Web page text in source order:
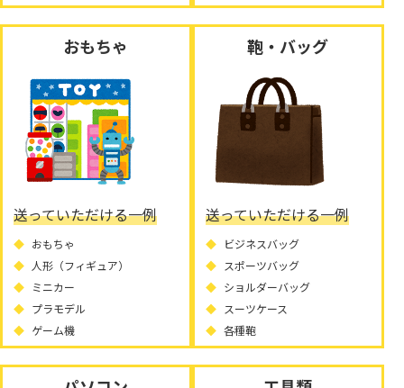
おもちゃ
送っていただける一例
おもちゃ
人形（フィギュア）
ミニカー
プラモデル
ゲーム機
鞄・バッグ
送っていただける一例
ビジネスバッグ
スポーツバッグ
ショルダーバッグ
スーツケース
各種鞄